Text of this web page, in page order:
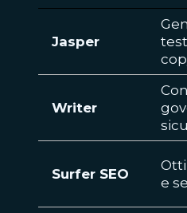
Jasper
Writer
Surfer SEO
e